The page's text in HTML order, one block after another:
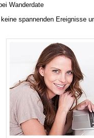
Wanderdate
spannenden Ereignisse